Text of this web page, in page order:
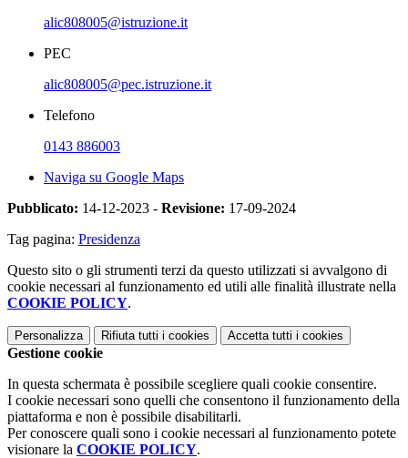
alic808005@istruzione.it
PEC
alic808005@pec.istruzione.it
Telefono
0143 886003
Naviga su Google Maps
Pubblicato: 14-12-2023 - Revisione: 17-09-2024
Tag pagina: Presidenza
Questo sito o gli strumenti terzi da questo utilizzati si avvalgono di
cookie necessari al funzionamento ed utili alle finalità illustrate nella
COOKIE POLICY.
Personalizza Rifiuta tutti i cookies Accetta tutti i cookies
Gestione cookie
In questa schermata è possibile scegliere quali cookie consentire.
I cookie necessari sono quelli che consentono il funzionamento della
piattaforma e non è possibile disabilitarli.
Per conoscere quali sono i cookie necessari al funzionamento potete
visionare la COOKIE POLICY.